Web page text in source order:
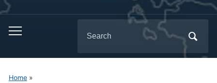
for:
Home»